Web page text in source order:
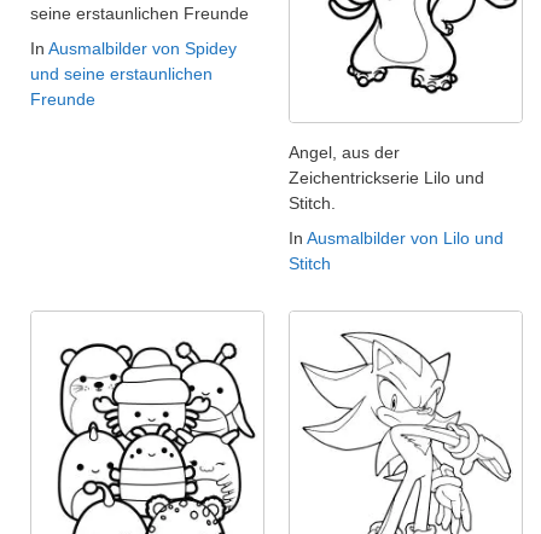
seine erstaunlichen Freunde
In Ausmalbilder von Spidey
und seine erstaunlichen
Freunde
Angel, aus der
Zeichentrickserie Lilo und
Stitch.
In Ausmalbilder von Lilo und
Stitch